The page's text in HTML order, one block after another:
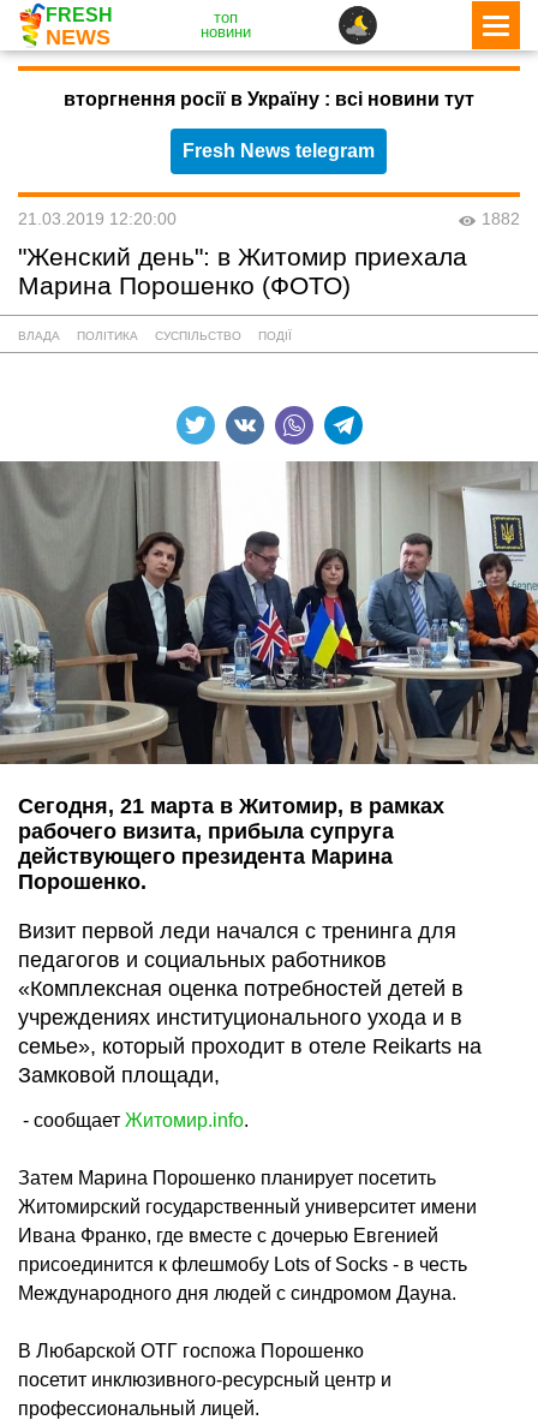
FRESH
NEWS
топ
новини
вторгнення росії в Україну : всі новини тут
Fresh News telegram
21.03.2019 12:20:00 1882
"Женский день": в Житомир приехала
Марина Порошенко (ФОТО)
ВЛАДА ПОЛІТИКА СУСПІЛЬСТВО ПОДІЇ
Сегодня, 21 марта в Житомир, в рамках
рабочего визита, прибыла супруга
действующего президента Марина
Порошенко.
Визит первой леди начался с тренинга для
педагогов и социальных работников
«Комплексная оценка потребностей детей в
учреждениях институционального ухода и в
семье», который проходит в отеле Reikarts на
Замковой площади,
- сообщает Житомир.info.
Затем Марина Порошенко планирует посетить
Житомирский государственный университет имени
Ивана Франко, где вместе с дочерью Евгенией
присоединится к флешмобу Lots of Socks - в честь
Международного дня людей с синдромом Дауна.
В Любарской ОТГ госпожа Порошенко
посетит инклюзивного-ресурсный центр и
профессиональный лицей.